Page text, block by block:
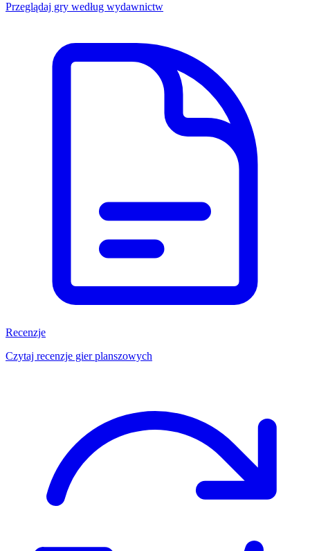
Przeglądaj gry według wydawnictw
Recenzje
Czytaj recenzje gier planszowych